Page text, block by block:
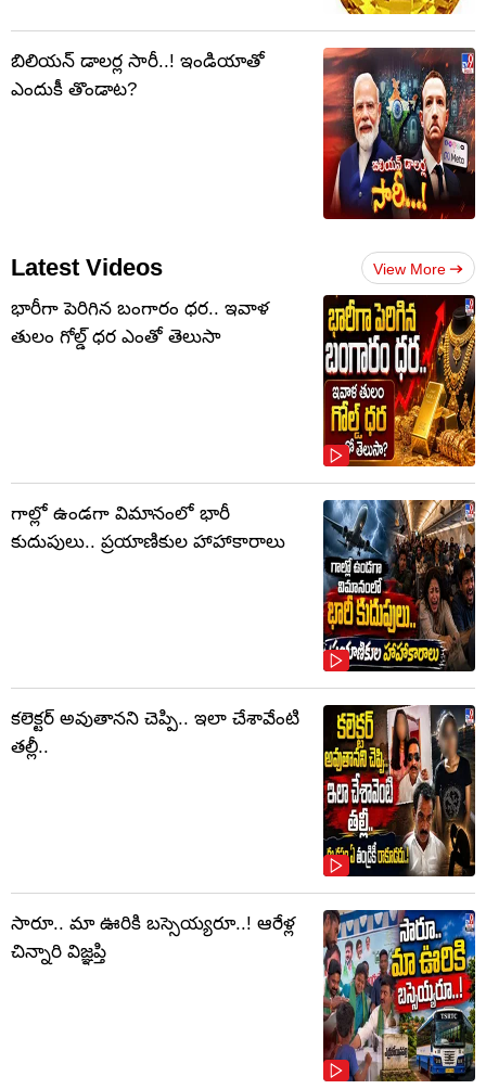
బిలియన్ డాలర్ల సారీ..! ఇండియాతో
ఎందుకీ తొండాట?
Latest Videos View More
భారీగా పెరిగిన బంగారం ధర.. ఇవాళ
తులం గోల్డ్‌ ధర ఎంతో తెలుసా
గాల్లో ఉండగా విమానంలో భారీ
కుదుపులు.. ప్రయాణికుల హాహాకారాలు
కలెక్టర్‌ అవుతానని చెప్పి.. ఇలా చేశావేంటి
తల్లీ..
సారూ.. మా ఊరికి బస్సెయ్యరూ..! ఆరేళ్ల
చిన్నారి విజ్ఞప్తి